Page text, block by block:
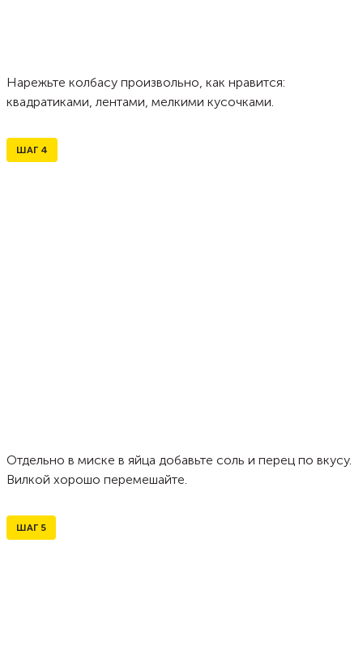
Нарежьте колбасу произвольно, как нравится:
квадратиками, лентами, мелкими кусочками.
ШАГ 4
Отдельно в миске в яйца добавьте соль и перец по вкусу.
Вилкой хорошо перемешайте.
ШАГ 5